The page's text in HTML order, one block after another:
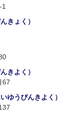
1
きょく）
きよく）
67
ゆうびんきよく）